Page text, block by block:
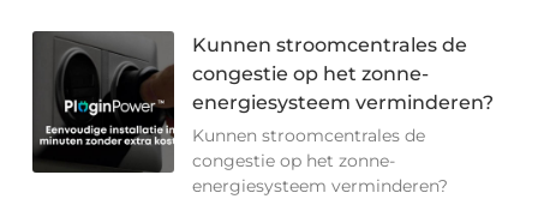
Kunnen stroomcentrales de
congestie op het zonne-
energiesysteem verminderen?
Kunnen stroomcentrales de
congestie op het zonne-
energiesysteem verminderen?